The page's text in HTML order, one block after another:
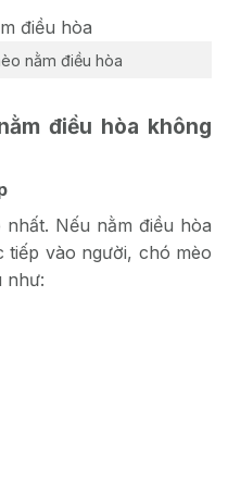
nằm điều hòa
điều hòa không
Nếu nằm điều hòa
vào người, chó mèo
như: